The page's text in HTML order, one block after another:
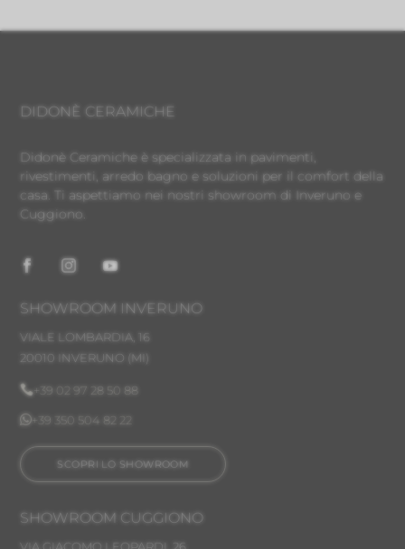
DIDONÈ CERAMICHE
Didonè Ceramiche è specializzata in pavimenti,
rivestimenti, arredo bagno e soluzioni per il comfort della
casa. Ti aspettiamo nei nostri showroom di Inveruno e
Cuggiono.
SHOWROOM INVERUNO
VIALE LOMBARDIA, 16
20010 INVERUNO (MI)
+39 02 97 28 50 88
+39 350 504 82 22
SCOPRI LO SHOWROOM
SHOWROOM CUGGIONO
VIA GIACOMO LEOPARDI, 26